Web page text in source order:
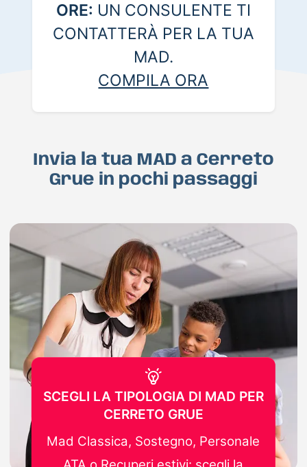
ORE: UN CONSULENTE TI
CONTATTERÀ PER LA TUA
MAD.
COMPILA ORA
Invia la tua MAD a Cerreto
Grue in pochi passaggi
SCEGLI LA TIPOLOGIA DI MAD PER
CERRETO GRUE
Mad Classica, Sostegno, Personale